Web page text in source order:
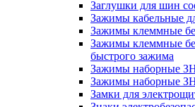
Заглушки для шин
Зажимы кабельные
Зажимы клеммные
Зажимы клеммные
быстрого зажима
Зажимы наборные
Зажимы наборные
Замки для